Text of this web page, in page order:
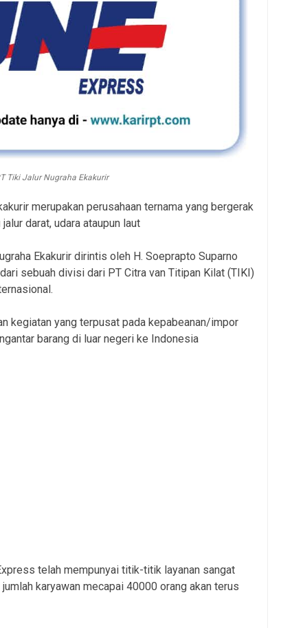
Tiki Jalur Nugraha Ekakurir
merupakan perusahaan ternama yang bergerak
darat, udara ataupun laut
Ekakurir dirintis oleh H. Soeprapto Suparno
sebuah divisi dari PT Citra van Titipan Kilat (TIKI)
kegiatan yang terpusat pada kepabeanan/impor
barang di luar negeri ke Indonesia
telah mempunyai titik-titik layanan sangat
karyawan mecapai 40000 orang akan terus